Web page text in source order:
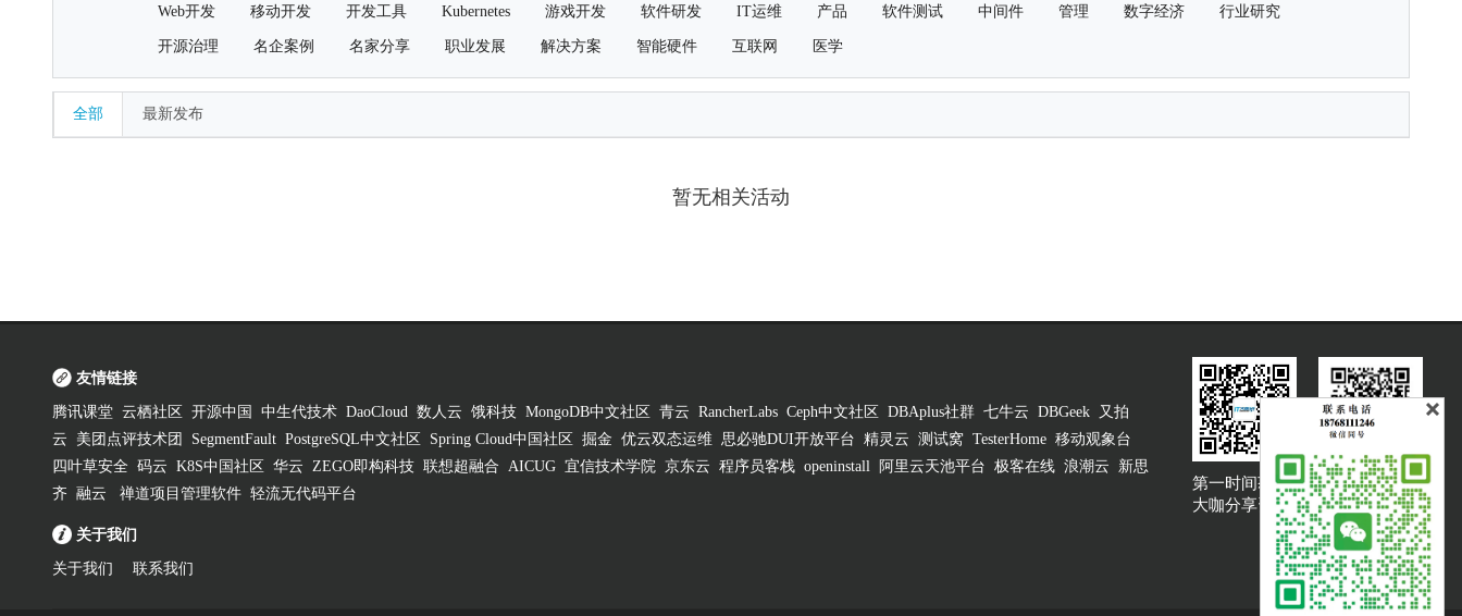
Web开发 移动开发 开发工具 Kubernetes 游戏开发 软件研发 IT运维 产品 软件测试 中间件 管理 数字经济 行业研究
开源治理 名企案例 名家分享 职业发展 解决方案 智能硬件 互联网 医学
全部 最新发布
暂无相关活动
友情链接
腾讯课堂 云栖社区 开源中国 中生代技术 DaoCloud 数人云 饿科技 MongoDB中文社区 青云 RancherLabs Ceph中文社区 DBAplus社群 七牛云 DBGeek
又拍
云
美团点评技术团 SegmentFault PostgreSQL中文社区 Spring Cloud中国社区 掘金 优云双态运维 思必驰DUI开放平台 精灵云 测试窝 TesterHome 移动观象台
四叶草安全 码云 K8S中国社区 华云 ZEGO即构科技 联想超融合 AICUG 宜信技术学院 京东云 程序员客栈 openinstall 阿里云天池平台 极客在线 浪潮云
新思
齐 融云 禅道项目管理软件 轻流无代码平台
关于我们
关于我们 联系我们
第一时间获取
大咖分享资讯
大咖说吐槽客服